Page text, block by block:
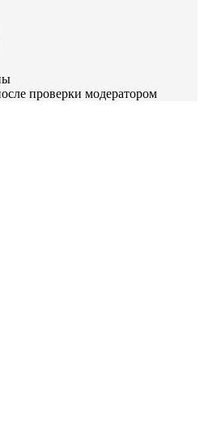
проверки модератором